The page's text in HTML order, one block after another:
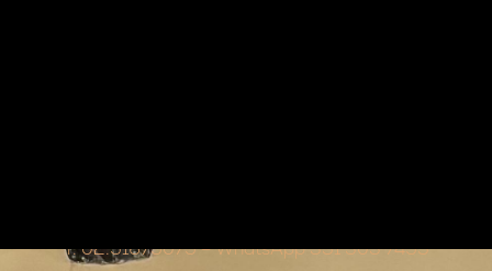
T. 02.91679079 – WhatsApp 351 303 7495‬